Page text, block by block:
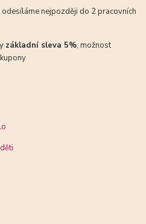
odesíláme nejpozději do 2 pracovních
základní sleva 5%, možnost